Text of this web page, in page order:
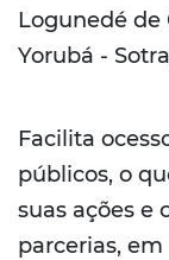
Logunedé de
Yorubá -
Facilita
públicos, o
suas ações e
parcerias,